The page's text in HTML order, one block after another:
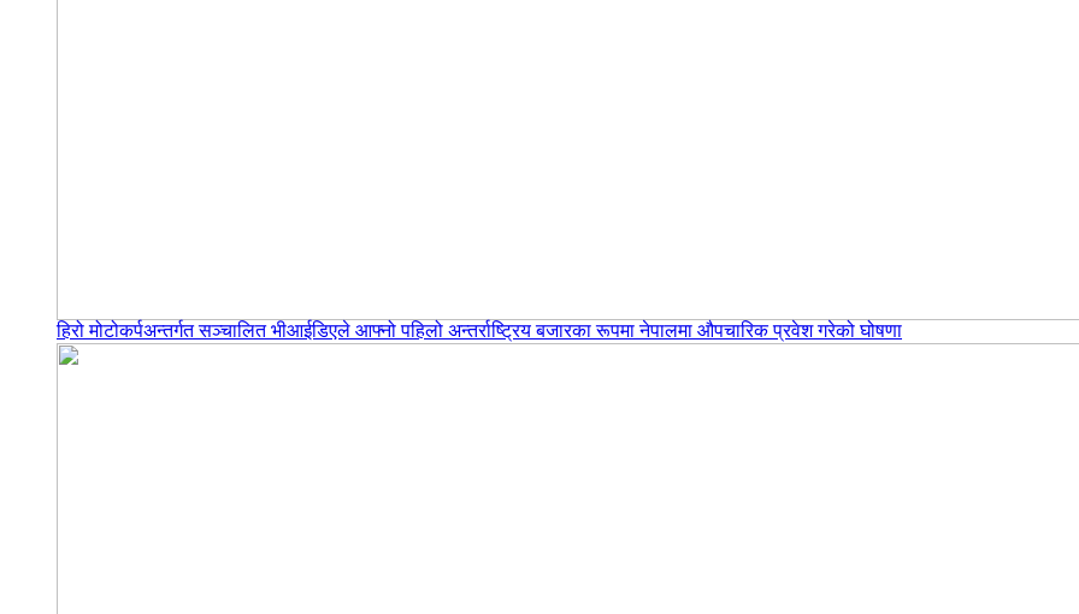
हिरो मोटोकर्पअन्तर्गत सञ्चालित भीआईडिएले आफ्नो पहिलो अन्तर्राष्ट्रिय बजारका रूपमा नेपालमा औपचारिक प्रवेश गरेको घोषणा